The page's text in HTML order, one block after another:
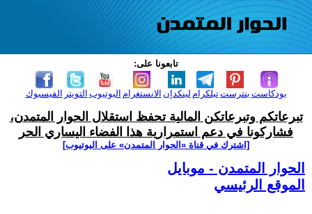
تابعونا على:
الفيسبوك التويتر اليوتيوب الانستغرام لينكدإن تيلكرامبنترست بودكاست
تبرعاتكم وتبرعاتكن المالية تحفظ استقلال الحوار المتمدن،
فشاركونا في دعم استمرارية هذا الفضاء اليساري الحر
[اشترك في قناة ‫«الحوار المتمدن» على اليوتيوب]
الحوار المتمدن - موبايل
الموقع الرئيسي